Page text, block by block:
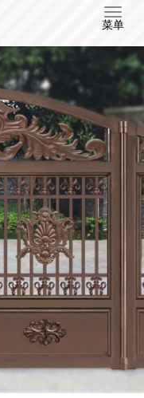
T
o
g
g
l
n
菜单